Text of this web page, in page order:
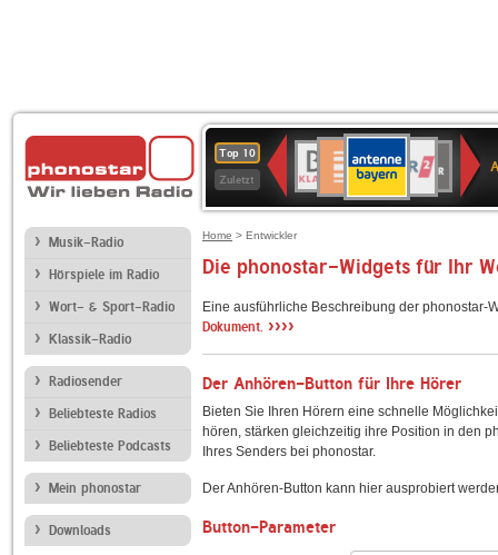
Top 10
Zuletzt
Deutschlandfunk
80er
90er
OLDIE
ANTENNE
SWR3
WDR
4
BR-
KLASSIK
Deutschlandfunk
KulturBAYERN
2
SWR
Kultur
NDR
2
Musik-Radio
Hörspiele im Radio
Wort- & Sport-Radio
Klassik-Radio
Radiosender
Beliebteste Radios
Beliebteste Podcasts
Mein phonostar
Downloads
Home > Entwickler
Die phonostar-Widgets für Ihr
Eine ausführliche Beschreibung der
Dokument. ››››
Der Anhören-Button für Ihre Hörer
Bieten Sie Ihren Hörern eine schnelle
hören, stärken gleichzeitig ihre Position in den
Ihres Senders bei phonostar.
Der Anhören-Button kann hier ausprobiert
Button-Parameter